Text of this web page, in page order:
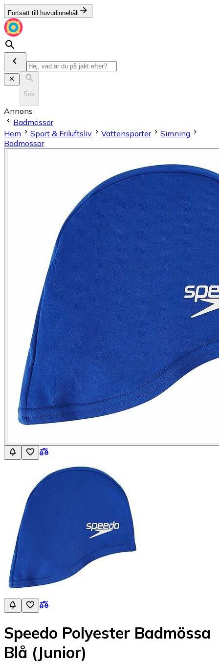
Fortsätt till huvudinnehåll
Sök
Annons
Badmössor
Hem
Sport & Friluftsliv Vattensporter
Simning
Badmössor
Speedo Polyester Badmössa
Blå (Junior)